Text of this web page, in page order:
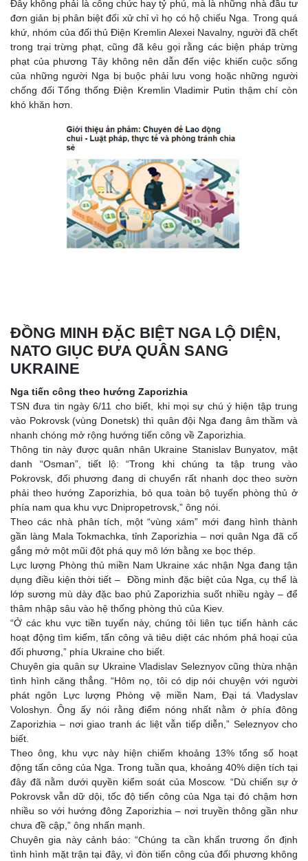
Đây không phải là công chức hay tỷ phú, mà là những nhà đầu tư
đơn giản bị phân biệt đối xử chỉ vì họ có hộ chiếu Nga. Trong quá
khứ, nhóm của đối thủ Điện Kremlin Alexei Navalny, người đã chết
trong trại trừng phạt, cũng đã kêu gọi rằng các biện pháp trừng
phạt của phương Tây không nên dẫn đến việc khiến cuộc sống
của những người Nga bị buộc phải lưu vong hoặc những người
chống đối Tổng thống Điện Kremlin Vladimir Putin thậm chí còn
khó khăn hơn.
ĐỒNG MINH ĐẶC BIỆT NGA LỘ DIỆN,
NATO GIỤC ĐƯA QUÂN SANG
UKRAINE
Nga tiến công theo hướng Zaporizhia
TSN đưa tin ngày 6/11 cho biết, khi mọi sự chú ý hiện tập trung
vào Pokrovsk (vùng Donetsk) thì quân đội Nga đang âm thầm và
nhanh chóng mở rộng hướng tiến công về Zaporizhia.
Thông tin này được quân nhân Ukraine Stanislav Bunyatov, mật
danh “Osman”, tiết lộ: “Trong khi chúng ta tập trung vào
Pokrovsk, đối phương đang di chuyển rất nhanh dọc theo sườn
phải theo hướng Zaporizhia, bỏ qua toàn bộ tuyến phòng thủ ở
phía nam qua khu vực Dnipropetrovsk,” ông nói.
Theo các nhà phân tích, một “vùng xám” mới đang hình thành
gần làng Mala Tokmachka, tỉnh Zaporizhia – nơi quân Nga đã cố
gắng mở một mũi đột phá quy mô lớn bằng xe bọc thép.
Lực lượng Phòng thủ miền Nam Ukraine xác nhận Nga đang tận
dụng điều kiện thời tiết – Đồng minh đặc biệt của Nga, cụ thể là
lớp sương mù dày đặc bao phủ Zaporizhia suốt nhiều ngày – để
thâm nhập sâu vào hệ thống phòng thủ của Kiev.
“Ở các khu vực tiền tuyến này, chúng tôi liên tục tiến hành các
hoạt động tìm kiếm, tấn công và tiêu diệt các nhóm phá hoại của
đối phương,” phía Ukraine cho biết.
Chuyên gia quân sự Ukraine Vladislav Seleznyov cũng thừa nhận
tình hình căng thẳng. “Hôm nọ, tôi có dịp nói chuyện với người
phát ngôn Lực lượng Phòng vệ miền Nam, Đại tá Vladyslav
Voloshyn. Ông ấy nói rằng điểm nóng nhất nằm ở phía đông
Zaporizhia – nơi giao tranh ác liệt vẫn tiếp diễn,” Seleznyov cho
biết.
Theo ông, khu vực này hiện chiếm khoảng 13% tổng số hoạt
động tấn công của Nga. Trong tuần qua, khoảng 40% diện tích tại
đây đã nằm dưới quyền kiểm soát của Moscow. “Dù chiến sự ở
Pokrovsk vẫn dữ dội, tốc độ tiến công của Nga tại đó chậm hơn
nhiều so với hướng đông Zaporizhia – nơi truyền thông gần như
chưa đề cập,” ông nhấn mạnh.
Chuyên gia này cảnh báo: “Chúng ta cần khẩn trương ổn định
tình hình mặt trận tại đây, vì đòn tiến công của đối phương không